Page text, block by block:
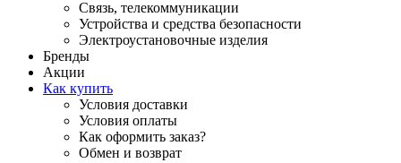
Связь, телекоммуникации
Устройства и средства безопасности
Электроустановочные изделия
Бренды
Акции
Как купить
Условия доставки
Условия оплаты
Как оформить заказ?
Обмен и возврат